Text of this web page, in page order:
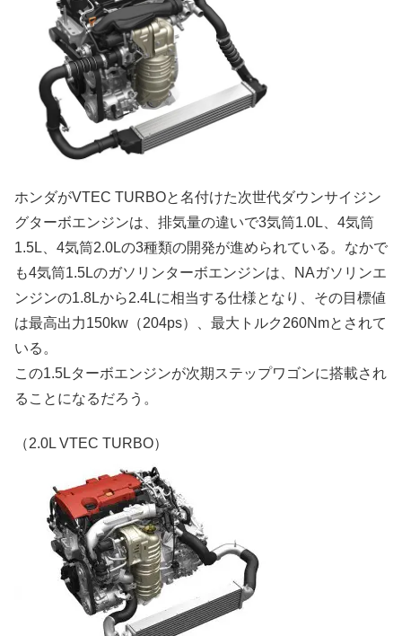
ホンダがVTEC TURBOと名付けた次世代ダウンサイジン
グターボエンジンは、排気量の違いで3気筒1.0L、4気筒
1.5L、4気筒2.0Lの3種類の開発が進められている。なかで
も4気筒1.5Lのガソリンターボエンジンは、NAガソリンエ
ンジンの1.8Lから2.4Lに相当する仕様となり、その目標値
は最高出力150kw（204ps）、最大トルク260Nmとされて
いる。
この1.5Lターボエンジンが次期ステップワゴンに搭載され
ることになるだろう。
（2.0L VTEC TURBO）